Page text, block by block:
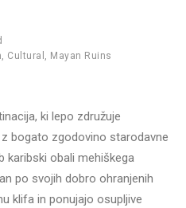
, Cultural , Mayan Ruins
ki lepo združuje
bogato zgodovino starodavne
karibski obali mehiškega
po svojih dobro ohranjenih
klifa in ponujajo osupljive